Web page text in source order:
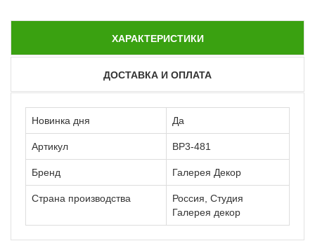
ХАРАКТЕРИСТИКИ
ДОСТАВКА И ОПЛАТА
Новинка дня Да
Артикул ВР3-481
Бренд Галерея Декор
Страна производства
Россия, Студия
Галерея декор